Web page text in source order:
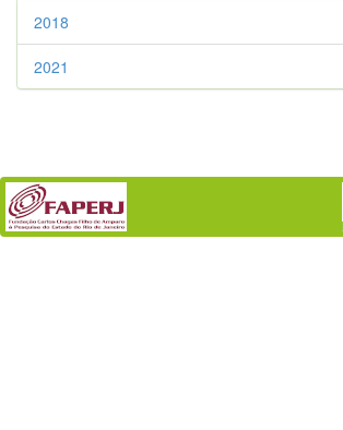
2018
2021